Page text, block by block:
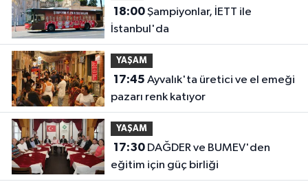
18:00Şampiyonlar, İETT ile
İstanbul'da
YAŞAM
17:45
pazarı renk katıyor
YAŞAM
17:30DAĞDER ve BUMEV'den
eğitim için güç birliği